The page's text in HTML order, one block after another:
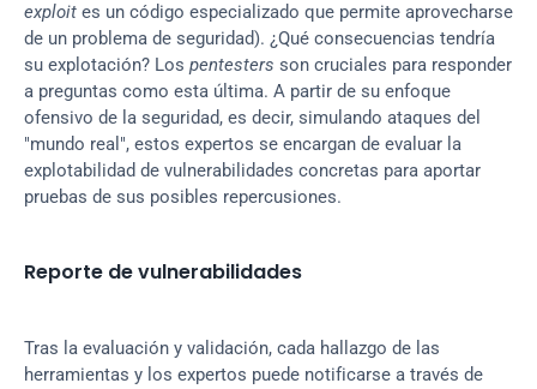
exploit es un código especializado que permite aprovecharse
de un problema de seguridad). ¿Qué consecuencias tendría
su explotación? Los pentesters son cruciales para responder
a preguntas como esta última. A partir de su enfoque
ofensivo de la seguridad, es decir, simulando ataques del
"mundo real", estos expertos se encargan de evaluar la
explotabilidad de vulnerabilidades concretas para aportar
pruebas de sus posibles repercusiones.
Reporte de vulnerabilidades
Tras la evaluación y validación, cada hallazgo de las
herramientas y los expertos puede notificarse a través de